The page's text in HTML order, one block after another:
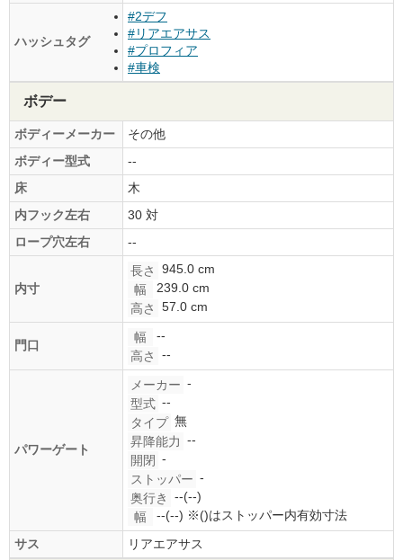
ハッシュタグ
#2デフ
#リアエアサス
#プロフィア
#車検
ボデー
ボディーメーカー
その他
ボディー型式
--
床
木
内フック左右
30 対
ロープ穴左右
--
内寸
長さ
945.0 cm
幅
239.0 cm
高さ
57.0 cm
門口
幅
--
高さ
--
パワーゲート
メーカー -
型式 --
タイプ 無
昇降能力 --
開閉 -
ストッパー -
奥行き
--(--)
幅
--(--) ※()はストッパー内有効寸法
サス
リアエアサス